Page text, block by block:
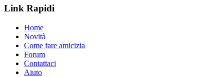
Link Rapidi
Home
Novità
Come fare amicizia
Forum
Contattaci
Aiuto